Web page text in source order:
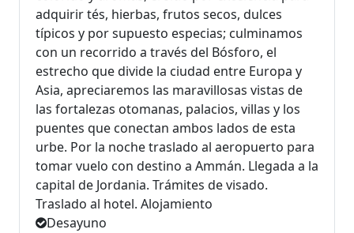
adquirir tés, hierbas, frutos secos, dulces
típicos y por supuesto especias; culminamos
con un recorrido a través del Bósforo, el
estrecho que divide la ciudad entre Europa y
Asia, apreciaremos las maravillosas vistas de
las fortalezas otomanas, palacios, villas y los
puentes que conectan ambos lados de esta
urbe. Por la noche traslado al aeropuerto para
tomar vuelo con destino a Ammán. Llegada a la
capital de Jordania. Trámites de visado.
Traslado al hotel. Alojamiento
Desayuno